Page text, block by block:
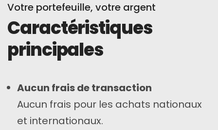
Votre portefeuille, votre argent
Caractéristiques
principales
Aucun frais de transaction
Aucun frais pour les achats nationaux
et internationaux.